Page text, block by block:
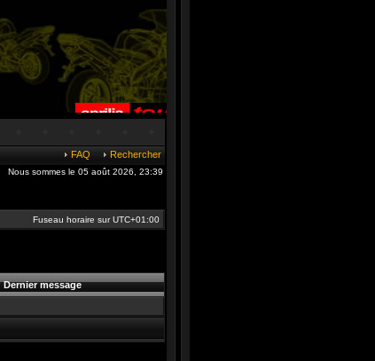
FAQ Rechercher
Nous sommes le 05 août 2026, 23:39
Fuseau horaire surUTC+01:00
Dernier message